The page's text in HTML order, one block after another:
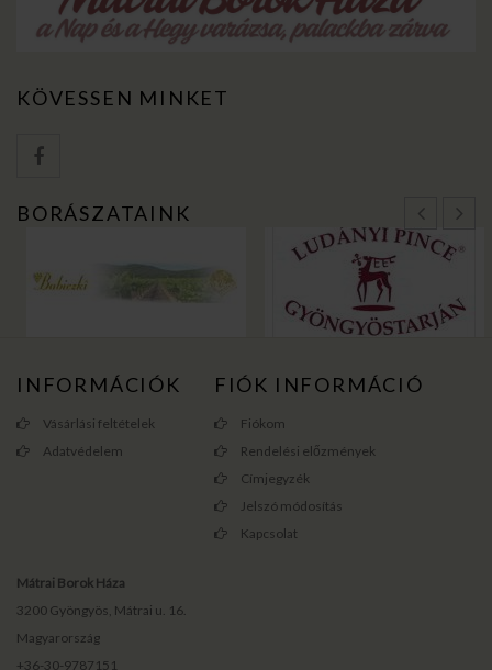
KÖVESSEN MINKET
BORÁSZATAINK
INFORMÁCIÓK
Vásárlási feltételek
Adatvédelem
FIÓK INFORMÁCIÓ
Fiókom
Rendelési előzmények
Címjegyzék
Jelszó módosítás
Kapcsolat
Mátrai Borok Háza
3200 Gyöngyös, Mátrai u. 16.
Magyarország
+36-30-9787151